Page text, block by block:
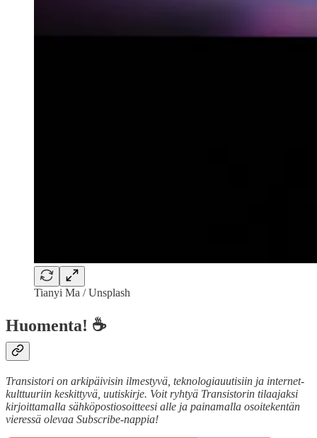
Tianyi Ma / Unsplash
Huomenta! ☕
Transistori on arkipäivisin ilmestyvä, teknologiauutisiin ja internet-
kulttuuriin keskittyvä, uutiskirje. Voit ryhtyä Transistorin tilaajaksi
kirjoittamalla sähköpostiosoitteesi alle ja painamalla osoitekentän
vieressä olevaa Subscribe-nappia!